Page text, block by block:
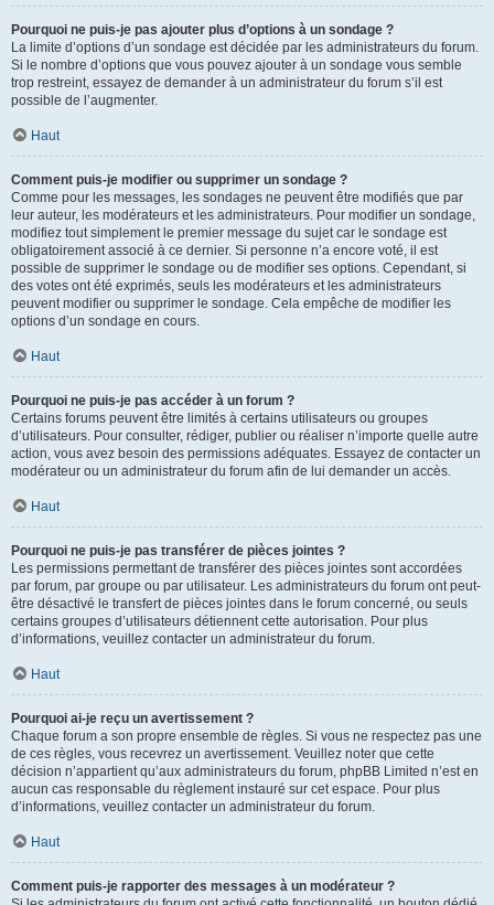
Pourquoi ne puis-je pas ajouter plus d’options à un sondage ?
La limite d’options d’un sondage est décidée par les administrateurs du forum.
Si le nombre d’options que vous pouvez ajouter à un sondage vous semble
trop restreint, essayez de demander à un administrateur du forum s’il est
possible de l’augmenter.
Haut
Comment puis-je modifier ou supprimer un sondage ?
Comme pour les messages, les sondages ne peuvent être modifiés que par
leur auteur, les modérateurs et les administrateurs. Pour modifier un sondage,
modifiez tout simplement le premier message du sujet car le sondage est
obligatoirement associé à ce dernier. Si personne n’a encore voté, il est
possible de supprimer le sondage ou de modifier ses options. Cependant, si
des votes ont été exprimés, seuls les modérateurs et les administrateurs
peuvent modifier ou supprimer le sondage. Cela empêche de modifier les
options d’un sondage en cours.
Haut
Pourquoi ne puis-je pas accéder à un forum ?
Certains forums peuvent être limités à certains utilisateurs ou groupes
d’utilisateurs. Pour consulter, rédiger, publier ou réaliser n’importe quelle autre
action, vous avez besoin des permissions adéquates. Essayez de contacter un
modérateur ou un administrateur du forum afin de lui demander un accès.
Haut
Pourquoi ne puis-je pas transférer de pièces jointes ?
Les permissions permettant de transférer des pièces jointes sont accordées
par forum, par groupe ou par utilisateur. Les administrateurs du forum ont peut-
être désactivé le transfert de pièces jointes dans le forum concerné, ou seuls
certains groupes d’utilisateurs détiennent cette autorisation. Pour plus
d’informations, veuillez contacter un administrateur du forum.
Haut
Pourquoi ai-je reçu un avertissement ?
Chaque forum a son propre ensemble de règles. Si vous ne respectez pas une
de ces règles, vous recevrez un avertissement. Veuillez noter que cette
décision n’appartient qu’aux administrateurs du forum, phpBB Limited n’est en
aucun cas responsable du règlement instauré sur cet espace. Pour plus
d’informations, veuillez contacter un administrateur du forum.
Haut
Comment puis-je rapporter des messages à un modérateur ?